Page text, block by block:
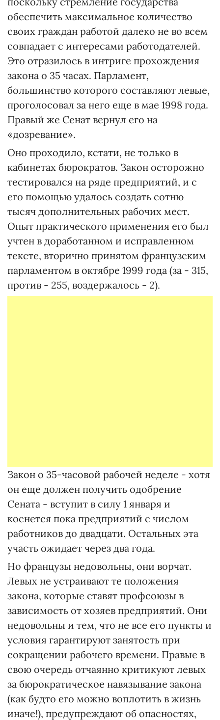
обеспечить максимальное количество
своих граждан работой далеко не во всем
совпадает с интересами работодателей.
Это отразилось в интриге прохождения
закона о 35 часах. Парламент,
большинство которого составляют левые,
проголосовал за него еще в мае 1998 года.
Правый же Сенат вернул его на
«дозревание».
Оно проходило, кстати, не только в
кабинетах бюрократов. Закон осторожно
тестировался на ряде предприятий, и с
его помощью удалось создать сотню
тысяч дополнительных рабочих мест.
Опыт практического применения его был
учтен в доработанном и исправленном
тексте, вторично принятом французским
парламентом в октябре 1999 года (за - 315,
против - 255, воздержалось - 2).
Закон о 35-часовой рабочей неделе - хотя
он еще должен получить одобрение
Сената - вступит в силу 1 января и
коснется пока предприятий с числом
работников до двадцати. Остальных эта
участь ожидает через два года.
Но французы недовольны, они ворчат.
Левых не устраивают те положения
закона, которые ставят профсоюзы в
зависимость от хозяев предприятий. Они
недовольны и тем, что не все его пункты и
условия гарантируют занятость при
сокращении рабочего времени. Правые в
свою очередь отчаянно критикуют левых
за бюрократическое навязывание закона
(как будто его можно воплотить в жизнь
иначе!), предупреждают об опасностях,